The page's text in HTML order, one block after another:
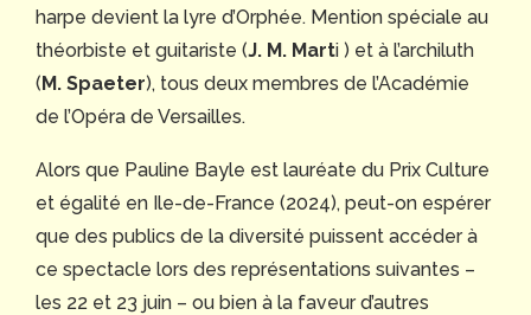
harpe devient la lyre d’Orphée. Mention spéciale au
théorbiste et guitariste (J. M. Marti ) et à l’archiluth
(M. Spaeter), tous deux membres de l’Académie
de l’Opéra de Versailles.
Alors que Pauline Bayle est lauréate du Prix Culture
et égalité en Ile-de-France (2024), peut-on espérer
que des publics de la diversité puissent accéder à
ce spectacle lors des représentations suivantes –
les 22 et 23 juin – ou bien à la faveur d’autres